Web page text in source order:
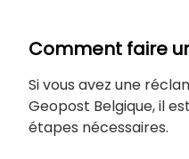
Comment faire
Si vous avez une
Geopost Belgique, il
étapes nécessaires.